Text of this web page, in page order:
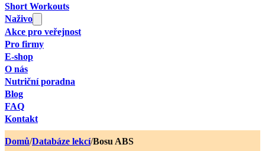
Short Workouts
Naživo
Akce pro veřejnost
Pro firmy
E-shop
O nás
Nutriční poradna
Blog
FAQ
Kontakt
Domů/Databáze lekcí/Bosu ABS